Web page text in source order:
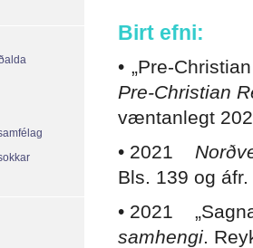
Birt efni:
• „Pre-
Pre-Christian
væntanlegt
• 2021
Bls. 139 og áfr.
• 2021
samhengi.